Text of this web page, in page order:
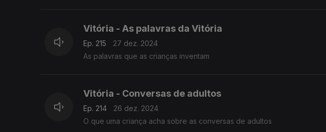
Vitória - As palavras da Vitória
Ep. 215
27 dez. 2024
As palavras que as crianças inventam
Vitória - Conversas de adultos
Ep. 214
26 dez. 2024
O que uma criança acha sobre as conversas de adultos